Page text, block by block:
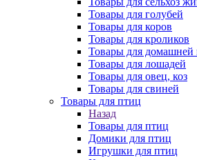
Товары для голубей
Товары для коров
Товары для кроликов
Товары для
Товары для лошадей
Товары для овец, коз
Товары для свиней
Товары для птиц
Назад
Товары для птиц
Домики для птиц
Игрушки для птиц